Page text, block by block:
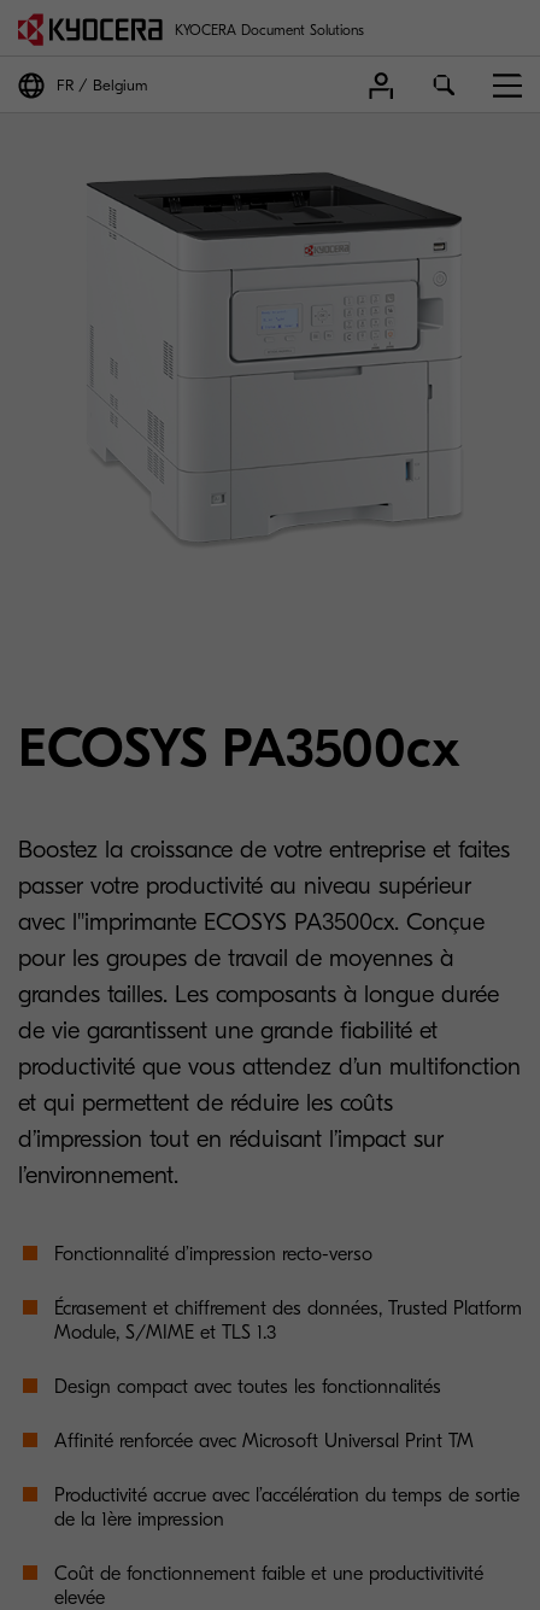
KYOCERA Document Solutions
FR Belgium
ECOSYS PA3500cx
Boostez la croissance de votre entreprise et faites
passer votre productivité au niveau supérieur
avec l''imprimante ECOSYS PA3500cx. Conçue
pour les groupes de travail de moyennes à
grandes tailles. Les composants à longue durée
de vie garantissent une grande fiabilité et
productivité que vous attendez d’un multifonction
et qui permettent de réduire les coûts
d’impression tout en réduisant l’impact sur
l’environnement.
Fonctionnalité d’impression recto-verso
Écrasement et chiffrement des données, Trusted Platform
Module, S/MIME et TLS 1.3
Design compact avec toutes les fonctionnalités
Affinité renforcée avec Microsoft Universal Print TM
Productivité accrue avec l’accélération du temps de sortie
de la 1ère impression
Coût de fonctionnement faible et une productivitivité
elevée